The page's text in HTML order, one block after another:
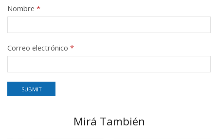
Nombre *
Correo electrónico *
Mirá También